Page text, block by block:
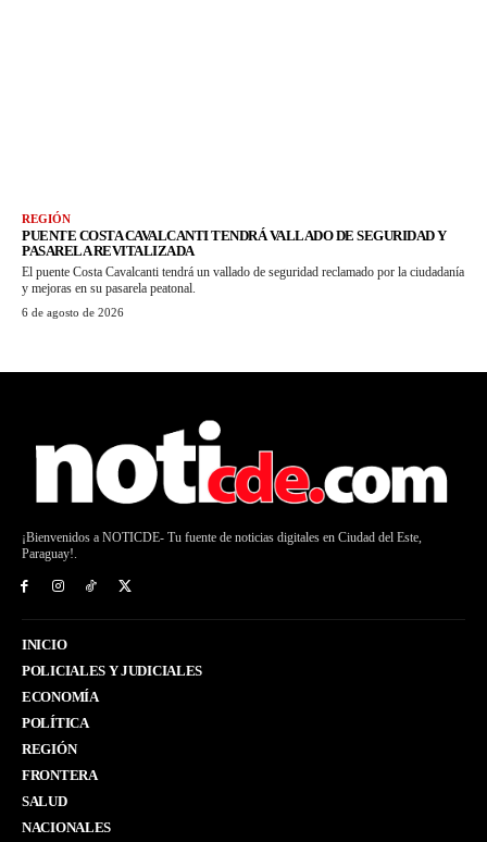
REGIÓN
PUENTE COSTA CAVALCANTI TENDRÁ VALLADO DE SEGURIDAD Y
PASARELA REVITALIZADA
El puente Costa Cavalcanti tendrá un vallado de seguridad reclamado por la ciudadanía
y mejoras en su pasarela peatonal.
6 de agosto de 2026
¡Bienvenidos a NOTICDE- Tu fuente de noticias digitales en Ciudad del Este,
Paraguay!.
INICIO
POLICIALES Y JUDICIALES
ECONOMÍA
POLÍTICA
REGIÓN
FRONTERA
SALUD
NACIONALES